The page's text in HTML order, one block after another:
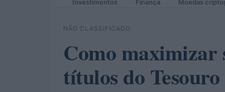
Investimentos Finança Moedas
NÃO CLASSIFICADO
Como maximizar
títulos do